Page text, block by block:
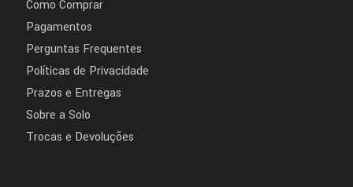
Como Comprar
Pagamentos
Perguntas Frequentes
Políticas de Privacidade
Prazos e Entregas
Sobre a Solo
Trocas e Devoluções